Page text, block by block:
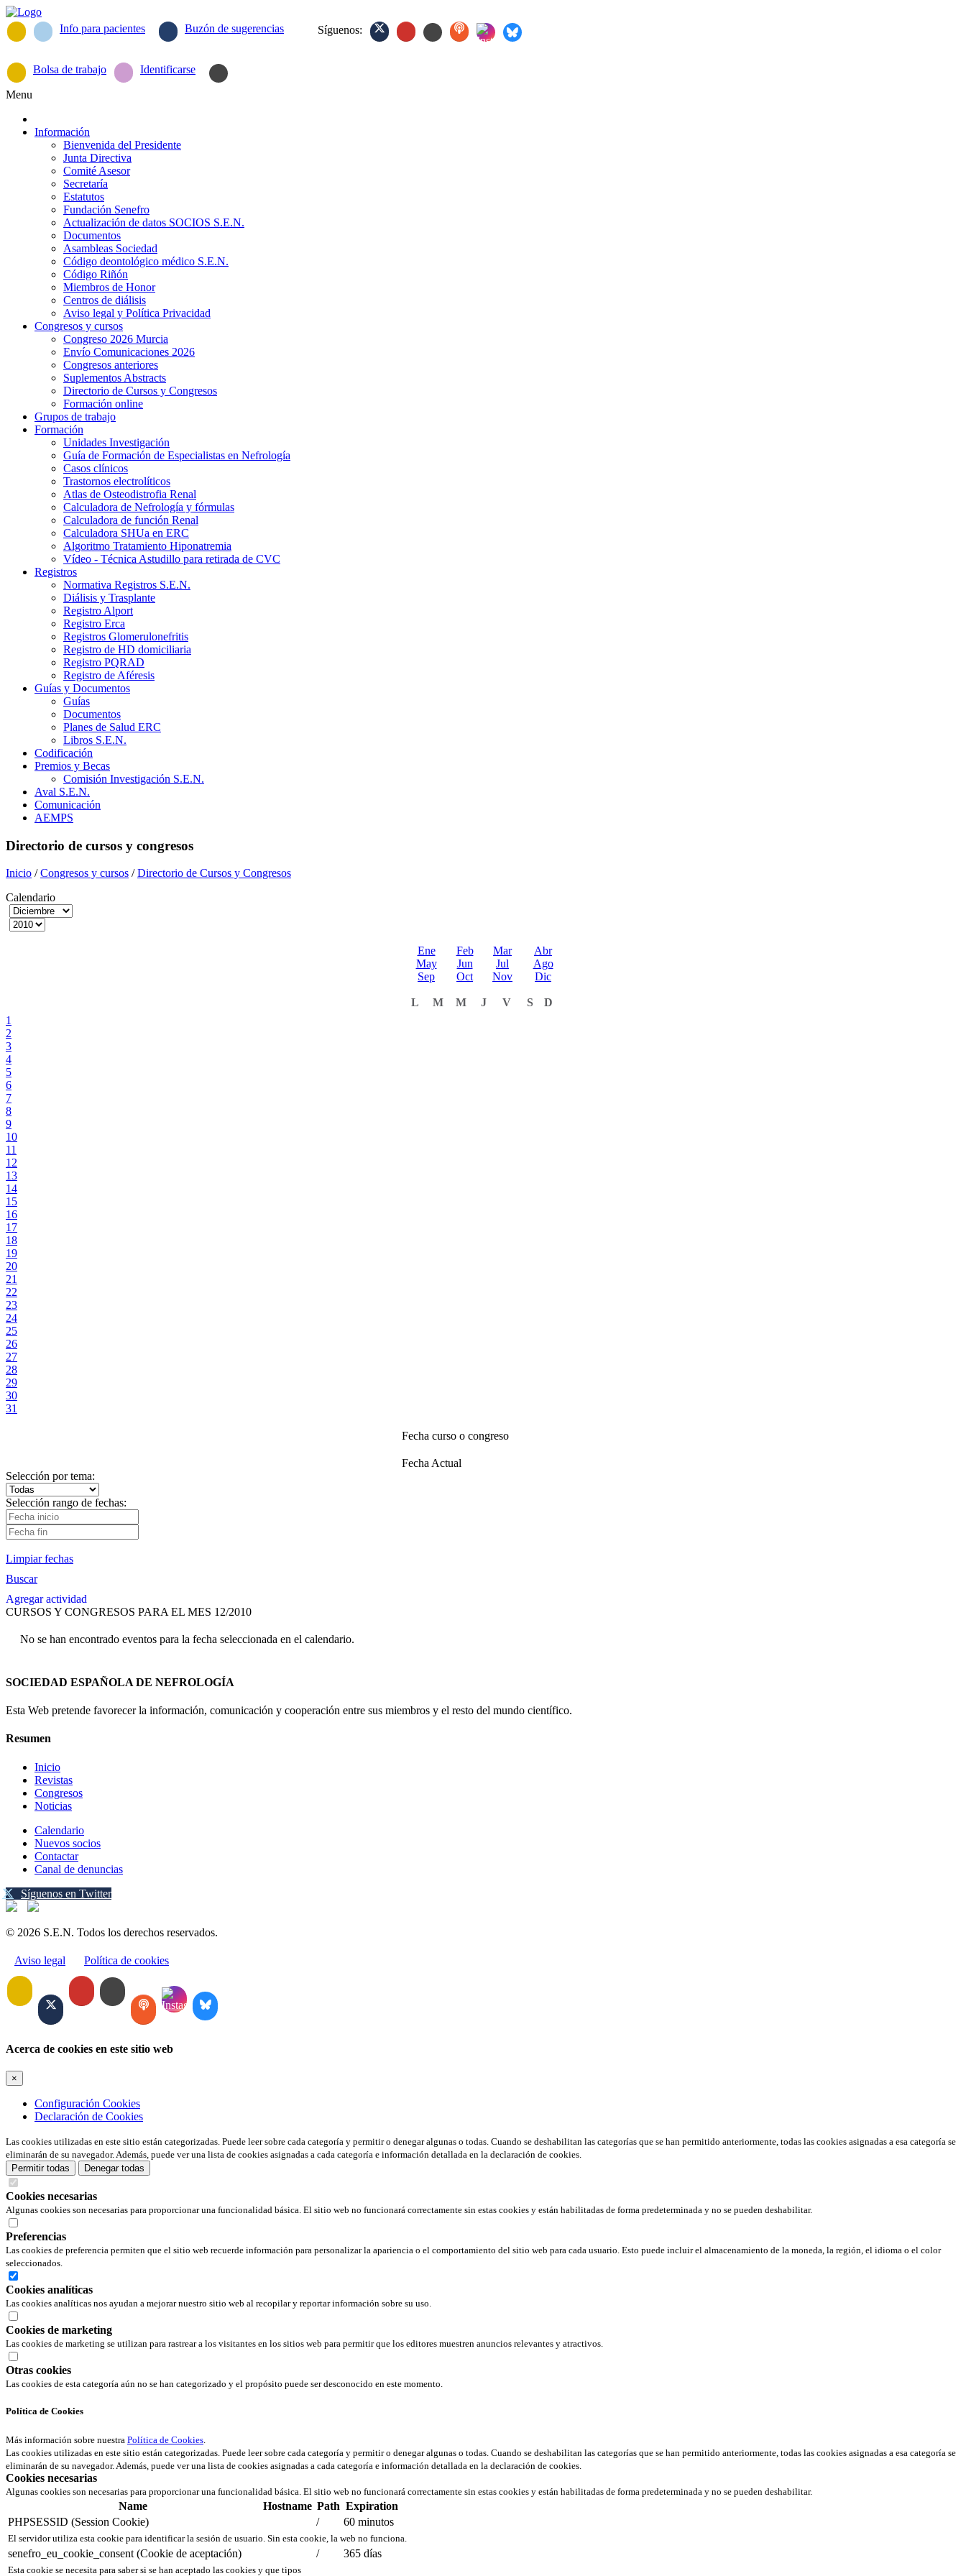
Info para pacientes Buzón de sugerencias Síguenos:
Bolsa de trabajo Identificarse
Menu
Información
Bienvenida del Presidente
Junta Directiva
Comité Asesor
Secretaría
Estatutos
Fundación Senefro
Actualización de datos SOCIOS S.E.N.
Documentos
Asambleas Sociedad
Código deontológico médico S.E.N.
Código Riñón
Miembros de Honor
Centros de diálisis
Aviso legal y Política Privacidad
Congresos y cursos
Congreso 2026 Murcia
Envío Comunicaciones 2026
Congresos anteriores
Suplementos Abstracts
Directorio de Cursos y Congresos
Formación online
Grupos de trabajo
Formación
Unidades Investigación
Guía de Formación de Especialistas en Nefrología
Casos clínicos
Trastornos electrolíticos
Atlas de Osteodistrofia Renal
Calculadora de Nefrología y fórmulas
Calculadora de función Renal
Calculadora SHUa en ERC
Algoritmo Tratamiento Hiponatremia
Vídeo - Técnica Astudillo para retirada de CVC
Registros
Normativa Registros S.E.N.
Diálisis y Trasplante
Registro Alport
Registro Erca
Registros Glomerulonefritis
Registro de HD domiciliaria
Registro PQRAD
Registro de Aféresis
Guías y Documentos
Guías
Documentos
Planes de Salud ERC
Libros S.E.N.
Codificación
Premios y Becas
Comisión Investigación S.E.N.
Aval S.E.N.
Comunicación
AEMPS
Directorio de cursos y congresos
Inicio /Congresos y cursos /Directorio de Cursos y Congresos
Calendario
Ene Feb Mar
Abr
May
Jun Jul
Ago
Sep
Oct Nov Dic
L M M J V S
D
1
2
3
4
5
6
7
8
9
10
11
12
13
14
15
16
17
18
19
20
21
22
23
24
25
26
27
28
29
30
31
Fecha curso o congreso
Fecha Actual
Selección por tema:
Selección rango de fechas:
Limpiar fechas
Buscar
Agregar actividad
CURSOS Y CONGRESOS PARA EL MES 12/2010
No se han encontrado eventos para la fecha seleccionada en el calendario.
SOCIEDAD ESPAÑOLA DE NEFROLOGÍA
Esta Web pretende favorecer la información, comunicación y cooperación entre sus miembros y el resto del mundo científico.
Resumen
Inicio
Revistas
Congresos
Noticias
Calendario
Nuevos socios
Contactar
Canal de denuncias
Síguenos en Twitter
© 2026 S.E.N. Todos los derechos reservados.
Aviso legal Política de cookies
Acerca de cookies en este sitio web
×
Configuración Cookies
Declaración de Cookies
Las cookies utilizadas en este sitio están categorizadas. Puede leer sobre cada categoría y permitir o denegar algunas o todas. Cuando se deshabilitan las categorías que se han permitido anteriormente, todas las cookies asignadas a esa categoría se
eliminarán de su navegador. Además, puede ver una lista de cookies asignadas a cada categoría e información detallada en la declaración de cookies.
Permitir todas
Denegar todas
Cookies necesarias
Algunas cookies son necesarias para proporcionar una funcionalidad básica. El sitio web no funcionará correctamente sin estas cookies y están habilitadas de forma predeterminada y no se pueden deshabilitar.
Preferencias
Las cookies de preferencia permiten que el sitio web recuerde información para personalizar la apariencia o el comportamiento del sitio web para cada usuario. Esto puede incluir el almacenamiento de la moneda, la región, el idioma o el color
seleccionados.
Cookies analíticas
Las cookies analíticas nos ayudan a mejorar nuestro sitio web al recopilar y reportar información sobre su uso.
Cookies de marketing
Las cookies de marketing se utilizan para rastrear a los visitantes en los sitios web para permitir que los editores muestren anuncios relevantes y atractivos.
Otras cookies
Las cookies de esta categoría aún no se han categorizado y el propósito puede ser desconocido en este momento.
Política de Cookies
Más información sobre nuestra Política de Cookies.
Las cookies utilizadas en este sitio están categorizadas. Puede leer sobre cada categoría y permitir o denegar algunas o todas. Cuando se deshabilitan las categorías que se han permitido anteriormente, todas las cookies asignadas a esa categoría se
eliminarán de su navegador. Además, puede ver una lista de cookies asignadas a cada categoría e información detallada en la declaración de cookies.
Cookies necesarias
Algunas cookies son necesarias para proporcionar una funcionalidad básica. El sitio web no funcionará correctamente sin estas cookies y están habilitadas de forma predeterminada y no se pueden deshabilitar.
Name Hostname Path Expiration
PHPSESSID (Session Cookie)
/ 60 minutos
El servidor utiliza esta cookie para identificar la sesión de usuario. Sin esta cookie, la web no funciona.
senefro_eu_cookie_consent (Cookie de aceptación) / 365 días
Esta cookie se necesita para saber si se han aceptado las cookies y que tipos